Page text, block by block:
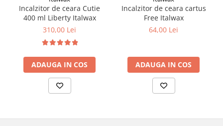
Incalzitor de ceara Cutie
400 ml Liberty Italwax
310,00 Lei
ADAUGA IN COS
Incalzitor de ceara cartus
Free Italwax
64,00 Lei
ADAUGA IN COS